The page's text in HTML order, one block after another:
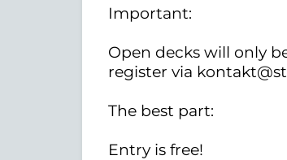
Important:
Open decks will only
register via
The best part:
Entry is free!